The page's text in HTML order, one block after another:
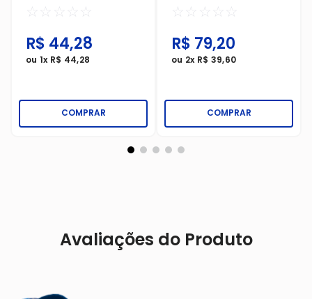
☆ ☆ ☆ ☆ ☆
R$ 44,28
ou 1x R$ 44,28
COMPRAR
☆ ☆ ☆ ☆ ☆
R$ 79,20
ou 2x R$ 39,60
COMPRAR
Avaliações do Produto